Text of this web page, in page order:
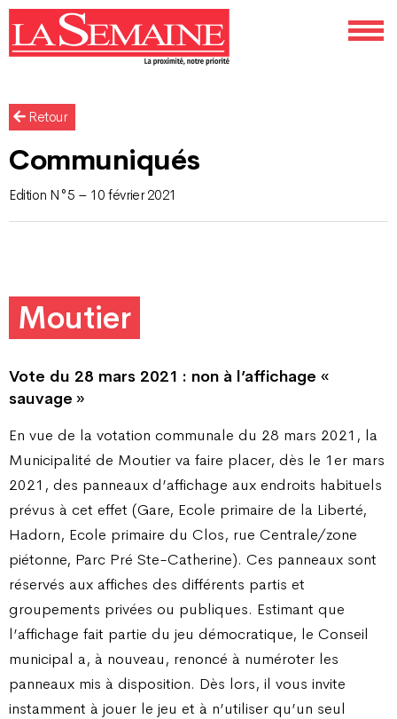
Retour
Communiqués
Edition N°5 – 10 février 2021
Moutier
Vote du 28 mars 2021 : non à l’affichage «
sauvage »
En vue de la votation communale du 28 mars 2021, la
Municipalité de Moutier va faire placer, dès le 1er mars
2021, des panneaux d’affichage aux endroits habituels
prévus à cet effet (Gare, Ecole primaire de la Liberté,
Hadorn, Ecole primaire du Clos, rue Centrale/zone
piétonne, Parc Pré Ste-Catherine). Ces panneaux sont
réservés aux affiches des différents partis et
groupements privées ou publiques. Estimant que
l’affichage fait partie du jeu démocratique, le Conseil
municipal a, à nouveau, renoncé à numéroter les
panneaux mis à disposition. Dès lors, il vous invite
instamment à jouer le jeu et à n’utiliser qu’un seul